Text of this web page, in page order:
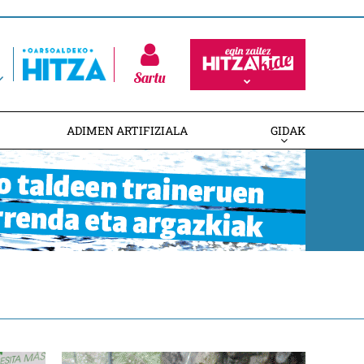
Sartu
ADIMEN ARTIFIZIALA GIDAK